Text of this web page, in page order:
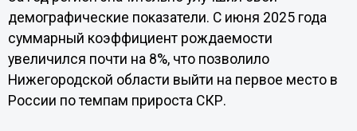
демографические показатели. С июня 2025 года
суммарный коэффициент рождаемости
увеличился почти на 8%, что позволило
Нижегородской области выйти на первое место в
России по темпам прироста СКР.